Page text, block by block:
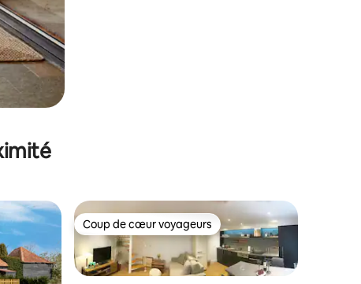
appréciés Coup de cœur voyageurs
Coup de cœur voyageurs